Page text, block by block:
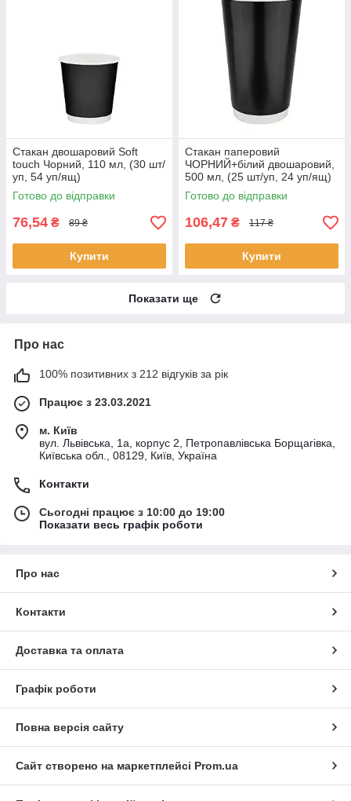
Стакан двошаровий Soft
touch Чорний, 110 мл, (30 шт/
уп, 54 уп/ящ)
Готово до відправки
76,54 ₴ 89 ₴
Купити
Стакан паперовий
ЧОРНИЙ+білий двошаровий,
500 мл, (25 шт/уп, 24 уп/ящ)
Т-90
Готово до відправки
106,47 ₴ 117 ₴
Купити
Показати ще
Про нас
100% позитивних з 212 відгуків за рік
Працює з 23.03.2021
м. Київ
вул. Львівська, 1а, корпус 2, Петропавлівська Борщагівка,
Київська обл., 08129, Київ, Україна
Контакти
Сьогодні працює з 10:00 до 19:00
Показати весь графік роботи
Про нас
Контакти
Доставка та оплата
Графік роботи
Повна версія сайту
Сайт створено на маркетплейсі Prom.ua